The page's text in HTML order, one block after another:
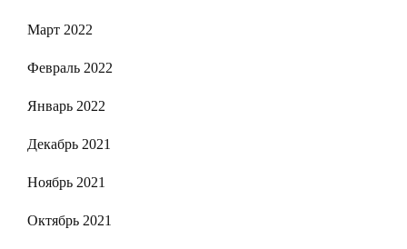
Март 2022
Февраль 2022
Январь 2022
Декабрь 2021
Ноябрь 2021
Октябрь 2021